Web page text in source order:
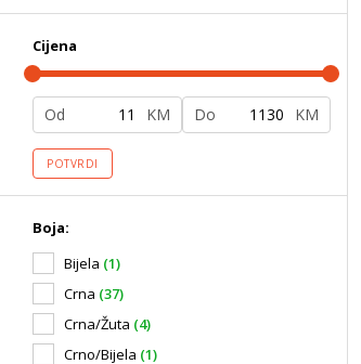
Cijena
Od KM Do KM
POTVRDI
Boja:
Bijela (1)
Crna (37)
Crna/Žuta (4)
Crno/Bijela (1)